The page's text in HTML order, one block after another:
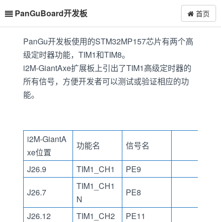
PanGuBoard开发板 首页
PanGu开发板使用的STM32MP157芯片有两个高
级定时器功能，TIM1和TIM8。
i2M-GiantAxe扩展板上引出了TIM1高级定时器的
所有信号，方便开发者可以测试或验证相应的功
能。
i2M-GiantA
xe位置
功能名 信号名
J26.9 TIM1_CH1 PE9
J26.7
TIM1_CH1
N
PE8
J26.12 TIM1_CH2 PE11